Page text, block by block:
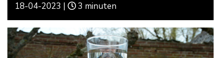
18-04-2023 | 3 minuten